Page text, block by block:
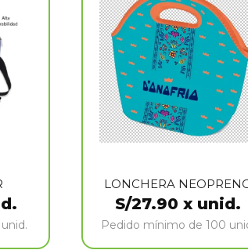
LONCHERA
S/27.90 x unid.
Pedido mínimo de 100